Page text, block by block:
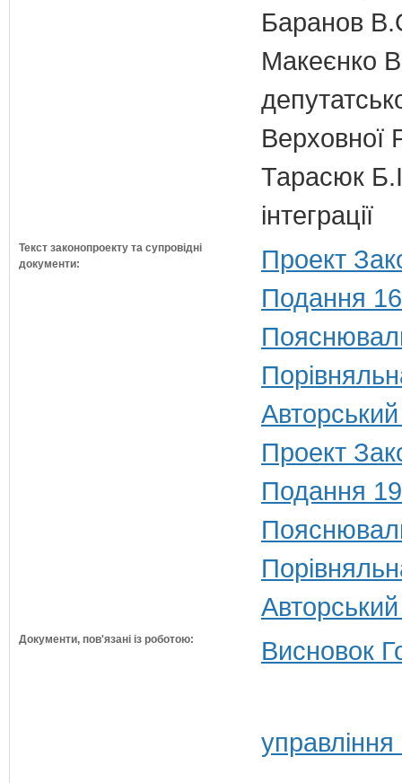
Баранов
Макеєнко
Верховної
Тарасюк
інтеграції
Текст законопроекту та супровідні
документи:
Проект
Подання
Проект
Подання
Документи, пов'язані із роботою: Висновок